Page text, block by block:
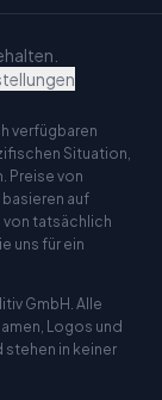
verfügbaren
Situation,
Preise von
auf
tatsächlich
uns für ein
GmbH. Alle
Logos und
stehen in keiner